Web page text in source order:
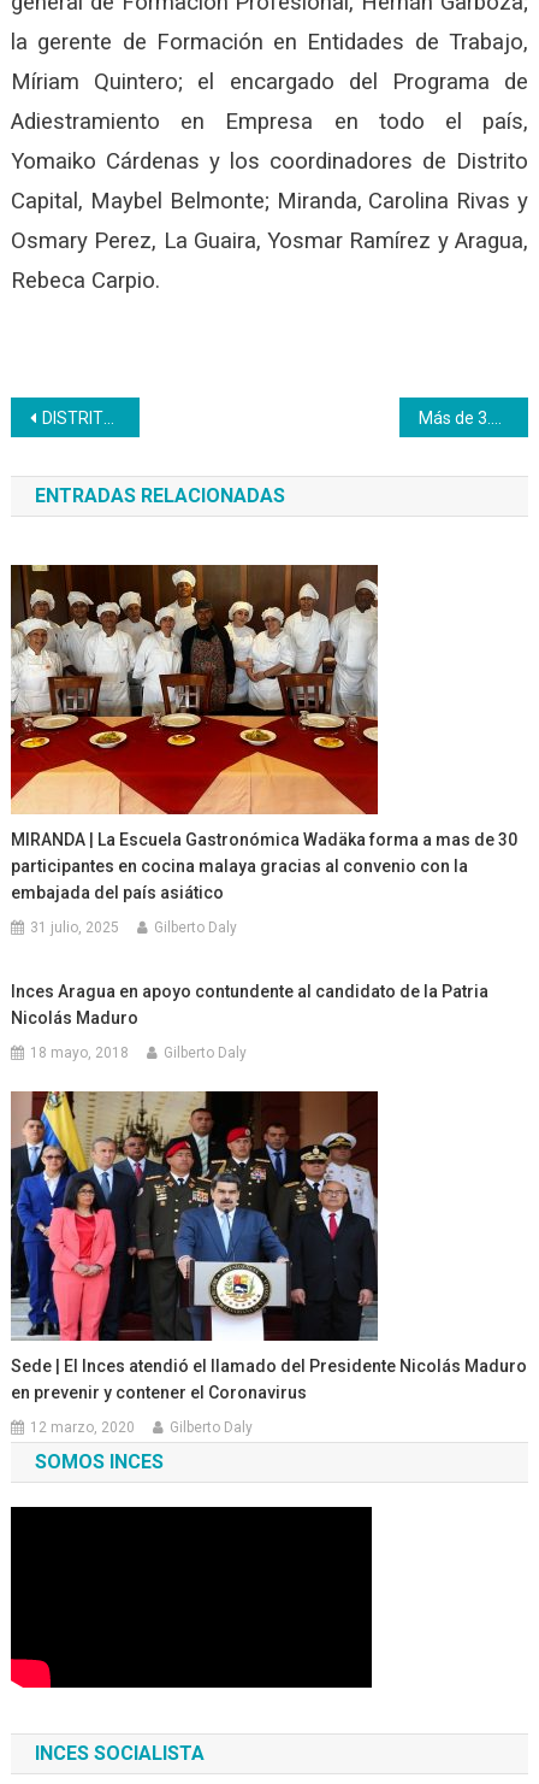
la gerente de Formación en Entidades de Trabajo,
Míriam Quintero; el encargado del Programa de
Adiestramiento en Empresa en todo el país,
Yomaiko Cárdenas y los coordinadores de Distrito
Capital, Maybel Belmonte; Miranda, Carolina Rivas y
Osmary Perez, La Guaira, Yosmar Ramírez y Aragua,
Rebeca Carpio.
Navegación
de
entradas
DISTRITO CAPITAL | Inces realizó acto de acreditación y certificación de saberes a entes adscritos a la alcaldía de Caracas
ENTRADAS RELACIONADAS
MIRANDA | La Escuela Gastronómica Wadäka forma a mas de 30
participantes en cocina malaya gracias al convenio con la
embajada del país asiático
31 julio, 2025 Gilberto Daly
Inces Aragua en apoyo contundente al candidato de la Patria
Nicolás Maduro
18 mayo, 2018 Gilberto Daly
Sede | El Inces atendió el llamado del Presidente Nicolás Maduro
en prevenir y contener el Coronavirus
12 marzo, 2020 Gilberto Daly
SOMOS INCES
INCES SOCIALISTA